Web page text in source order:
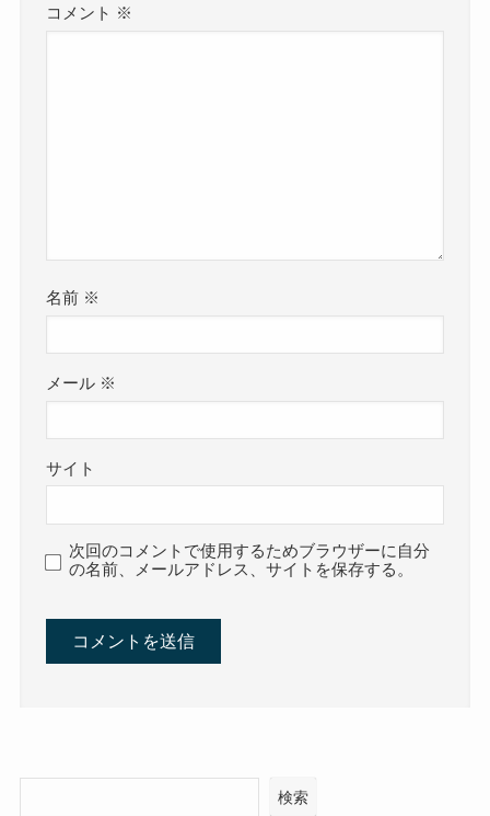
コメント ※
名前 ※
メール ※
サイト
次回のコメントで使用するためブラウザーに自分
の名前、メールアドレス、サイトを保存する。
検索